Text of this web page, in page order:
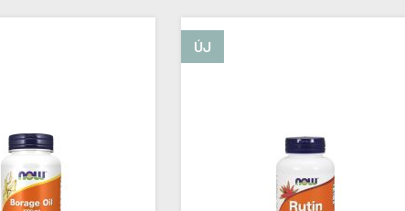
ÚJ